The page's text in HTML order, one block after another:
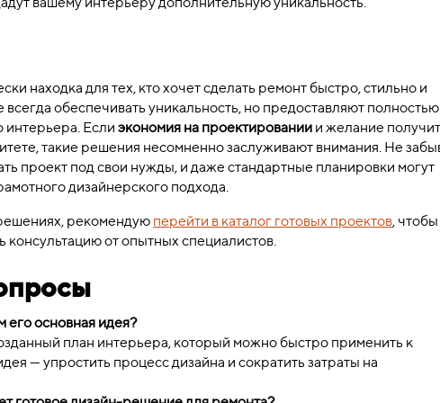
находка для тех, кто хочет сделать ремонт быстро, стильно и
обеспечивать уникальность, но предоставляют полностью
интерьера. Если экономия на проектировании и желание
такие решения несомненно заслуживают внимания. Не
проект под свои нужды, и даже стандартные планировки могут
дизайнерского подхода.
рекомендую перейти в каталог готовых проектов, чтобы
от опытных специалистов.
его основная идея?
план интерьера, который можно быстро применить к
— упростить процесс дизайна и сократить затраты на